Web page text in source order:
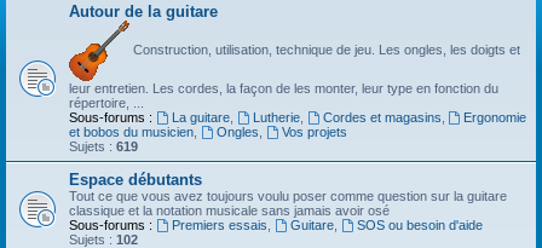
Autour de la guitare
Construction, utilisation, technique de jeu. Les ongles, les doigts et
leur entretien. Les cordes, la façon de les monter, leur type en fonction du
répertoire, ...
Sous-forums :
La guitare, Lutherie, Cordes et magasins
Ergonomie
et bobos du musicien
Ongles
Vos projets
Sujets : 619
Espace débutants
Tout ce que vous avez toujours voulu poser comme question sur la guitare
classique et la notation musicale sans jamais avoir osé
Sous-forums :
Premiers essais Guitare,
SOS ou besoin d'aide
Sujets : 102